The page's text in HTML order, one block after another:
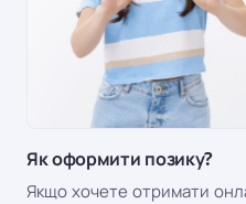
Як оформити позику?
Якщо хочете отримати